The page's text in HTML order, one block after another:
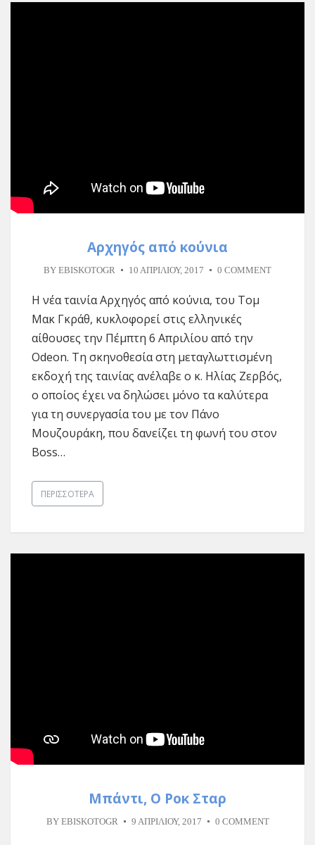
Αρχηγός από κούνια
BY EBISKOTOGR 10 ΑΠΡΙΛΊΟΥ, 2017 0 COMMENT
Η νέα ταινία Αρχηγός από κούνια, του Τομ
Μακ Γκράθ, κυκλοφορεί στις ελληνικές
αίθουσες την Πέμπτη 6 Απριλίου από την
Odeon. Τη σκηνοθεσία στη μεταγλωττισμένη
εκδοχή της ταινίας ανέλαβε ο κ. Ηλίας Ζερβός,
ο οποίος έχει να δηλώσει μόνο τα καλύτερα
για τη συνεργασία του με τον Πάνο
Μουζουράκη, που δανείζει τη φωνή του στον
Boss…
ΠΕΡΙΣΣΌΤΕΡΑ
Μπάντι, Ο Ροκ Σταρ
BY EBISKOTOGR 9 ΑΠΡΙΛΊΟΥ, 2017 0 COMMENT